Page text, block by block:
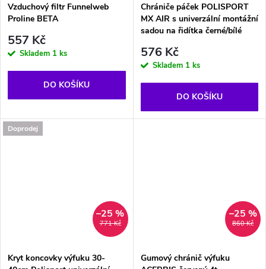
Vzduchový filtr Funnelweb
Proline BETA
557 Kč
Skladem 1 ks
DO KOŠÍKU
Chrániče páček POLISPORT
MX AIR s univerzální montážní
sadou na řidítka černé/bílé
576 Kč
Skladem 1 ks
DO KOŠÍKU
Doprodej
771 Kč
–25 %
Kryt koncovky výfuku 30-
860 Kč
–25 %
Gumový chránič výfuku